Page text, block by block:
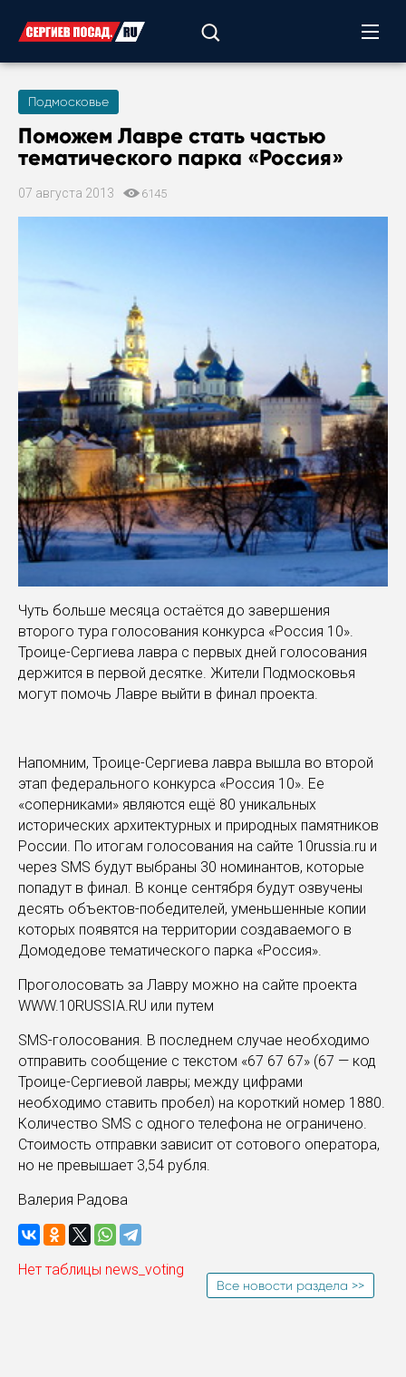
Подмосковье
Поможем Лавре стать частью
тематического парка «Россия»
07 августа 2013 6145
Чуть больше месяца остаётся до завершения
второго тура голосования конкурса «Россия 10».
Троице-Сергиева лавра с первых дней голосования
держится в первой десятке. Жители Подмосковья
могут помочь Лавре выйти в финал проекта.
Напомним, Троице-Сергиева лавра вышла во второй
этап федерального конкурса «Россия 10». Ее
«соперниками» являются ещё 80 уникальных
исторических архитектурных и природных памятников
России. По итогам голосования на сайте 10russia.ru и
через SMS будут выбраны 30 номинантов, которые
попадут в финал. В конце сентября будут озвучены
десять объектов-победителей, уменьшенные копии
которых появятся на территории создаваемого в
Домодедове тематического парка «Россия».
Проголосовать за Лавру можно на сайте проекта
WWW.10RUSSIA.RU или путем
SMS-голосования. В последнем случае необходимо
отправить сообщение с текстом «67 67 67» (67 — код
Троице-Сергиевой лавры; между цифрами
необходимо ставить пробел) на короткий номер 1880.
Количество SMS c одного телефона не ограничено.
Стоимость отправки зависит от сотового оператора,
но не превышает 3,54 рубля.
Валерия Радова
Нет таблицы news_voting
Все новости раздела >>